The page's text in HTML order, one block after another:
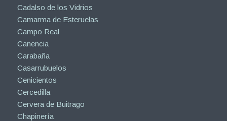
Cadalso de los Vidrios
Camarma de Esteruelas
Campo Real
Canencia
Carabaña
Casarrubuelos
Cenicientos
Cercedilla
Cervera de Buitrago
Chapinería